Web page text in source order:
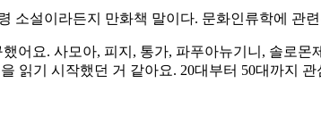
소설이라든지 만화책 말이다. 문화인류학에 관
어요. 사모아, 피지, 통가, 파푸아뉴기니, 솔로
읽기 시작했던 거 같아요. 20대부터 50대까지